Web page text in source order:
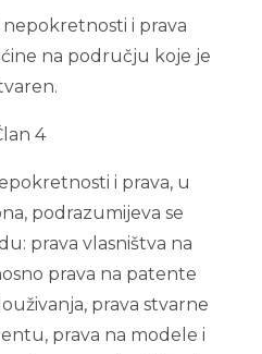
i prava
na području koje je
4
i prava, u
podrazumijeva se
prava vlasništva na
prava na patente
prava stvarne
prava na modele i